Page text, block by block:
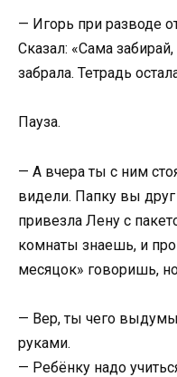
— Игорь при разводе
Сказал: «Сама
забрала. Тетрадь
Пауза.
— А вчера ты с ним
видели. Папку вы
привезла Лену с
комнаты знаешь, и
месяцок» говоришь,
— Вер, ты чего
руками.
— Ребёнку надо